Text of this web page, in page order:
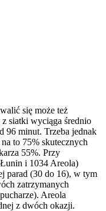
się może też
siatki wyciąga średnio
96 minut. Trzeba jednak
to 75% skutecznych
55%. Przy
i 1034 Areola)
parad (30 do 16), w tym
zatrzymanych
Areola
z dwóch okazji.